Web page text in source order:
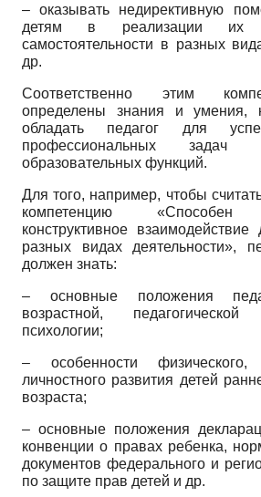
– оказывать недирективную
детям в реализации их
самостоятельности в разных
др.
Соответственно этим
определены знания и умения,
обладать педагог для
профессиональных
образовательных функций.
Для того, например, чтобы
компетенцию «Способен
конструктивное
разных видах деятельности»,
должен знать:
– основные положения
возрастной,
психологии;
– особенности физического,
личностного развития детей
возраста;
– основные положения
конвенции о правах ребенка,
документов федерального и
по защите прав детей и др.